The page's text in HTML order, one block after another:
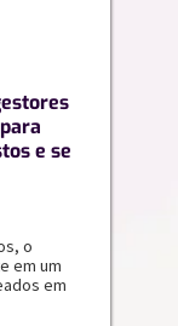
e se
o
em um
em